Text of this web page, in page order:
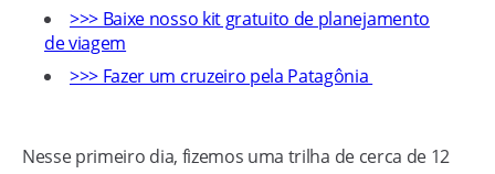
>>> Baixe nosso kit gratuito de planejamento
de viagem
>>> Fazer um cruzeiro pela Patagônia
Nesse primeiro dia, fizemos uma trilha de cerca de 12